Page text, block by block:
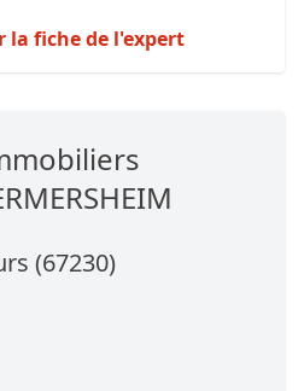
la fiche de l'expert
(67230)